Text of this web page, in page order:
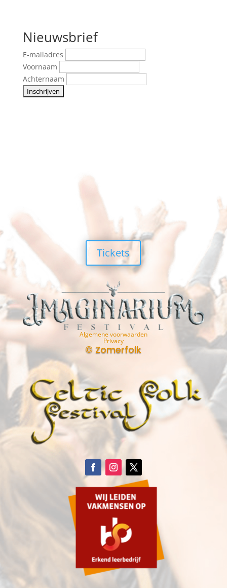
Nieuwsbrief
E-mailadres
Voornaam
Achternaam
Tickets
Algemene voorwaarden
Privacy
© Zomerfolk